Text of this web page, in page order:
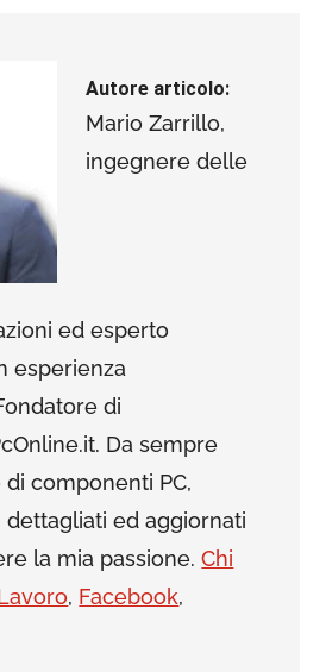
Autore articolo:
Mario Zarrillo,
ingegnere delle
ed esperto
esperienza
di
Da sempre
componenti PC,
ed aggiornati
la mia passione.Chi
, Facebook,